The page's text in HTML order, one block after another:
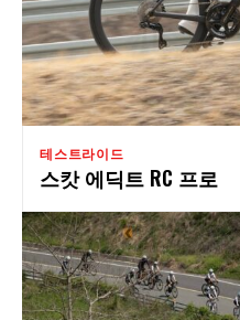
테스트라이드
스캇 에딕트 RC 프로